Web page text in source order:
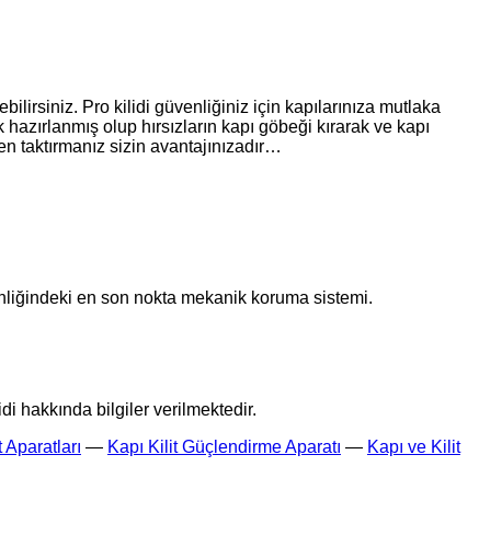
Pro kilidi güvenliğiniz için kapılarınıza mutlaka
olup hırsızların kapı göbeği kırarak ve kapı
taktırmanız sizin avantajınızadır…
en son nokta mekanik koruma sistemi.
hakkında bilgiler verilmektedir.
Aparatları — Kapı Kilit Güçlendirme Aparatı — Kapı ve Kilit